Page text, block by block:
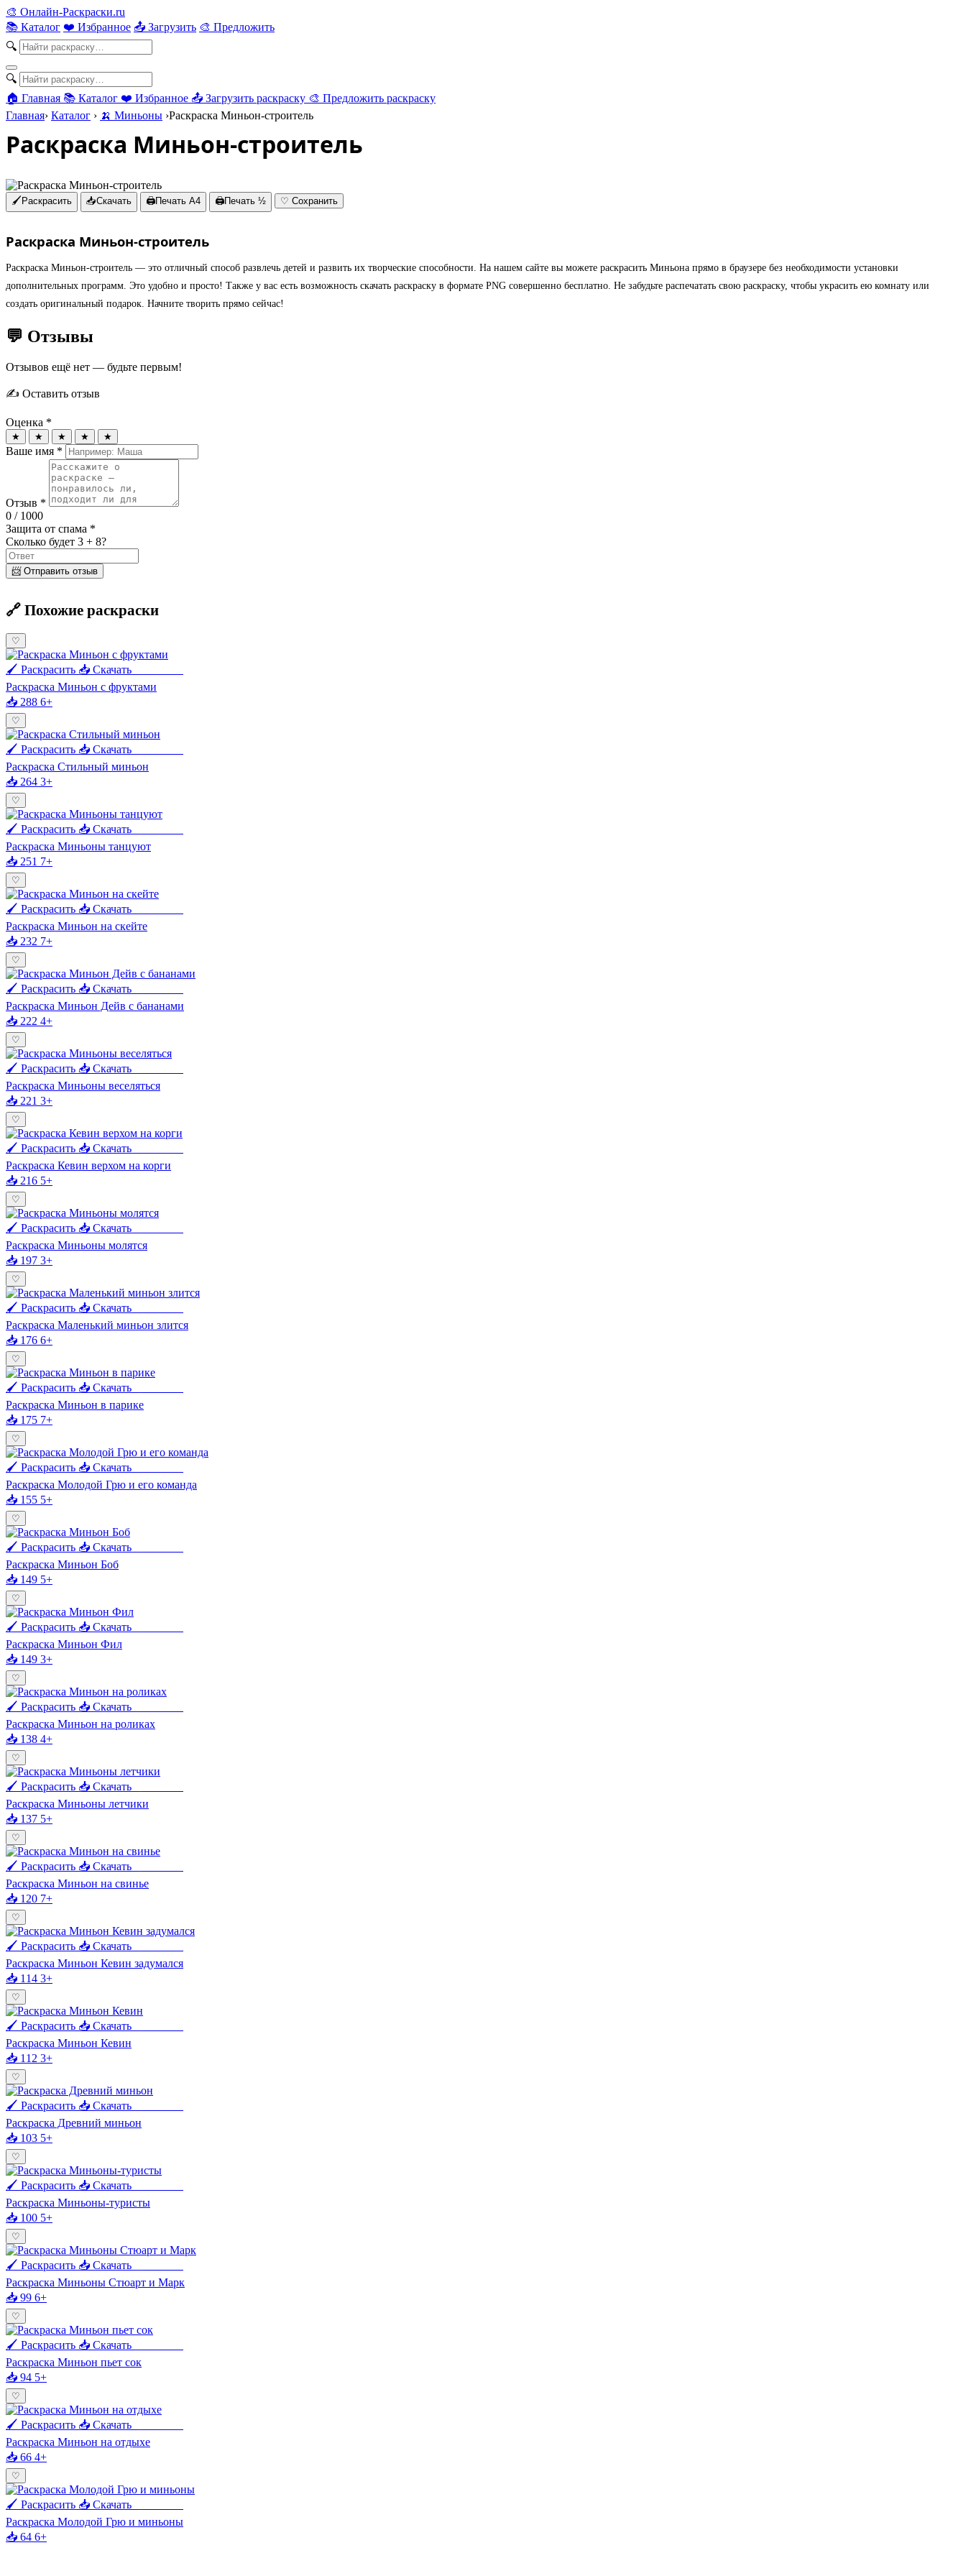
🎨 Онлайн-Раскраски.ru
📚 Каталог ❤️ Избранное 📤 Загрузить 🎨 Предложить
🔍
🔍
🏠 Главная 📚 Каталог ❤️ Избранное 📤 Загрузить раскраску 🎨 Предложить раскраску
Главная› Каталог › 🍌 Миньоны ›Раскраска Миньон-строитель
Раскраска Миньон-строитель
🖌 Раскрасить 📥Скачать 🖨Печать A4 🖨Печать ½ ♡ Сохранить
Раскраска Миньон-строитель
Раскраска Миньон-строитель — это отличный способ развлечь детей и развить их творческие способности. На нашем сайте вы можете раскрасить Миньона прямо в браузере без необходимости установки
дополнительных программ. Это удобно и просто! Также у вас есть возможность скачать раскраску в формате PNG совершенно бесплатно. Не забудьте распечатать свою раскраску, чтобы украсить ею комнату или
создать оригинальный подарок. Начните творить прямо сейчас!
💬 Отзывы
Отзывов ещё нет — будьте первым!
✍️ Оставить отзыв
Оценка *
★ ★ ★ ★ ★
Ваше имя *
Отзыв *
0 / 1000
Защита от спама *
Сколько будет 3 + 8?
📨 Отправить отзыв
🔗 Похожие раскраски
♡
🖌 Раскрасить 📥 Скачать
Раскраска Миньон с фруктами
📥 288 6+
♡
🖌 Раскрасить 📥 Скачать
Раскраска Стильный миньон
📥 264 3+
♡
🖌 Раскрасить 📥 Скачать
Раскраска Миньоны танцуют
📥 251 7+
♡
🖌 Раскрасить 📥 Скачать
Раскраска Миньон на скейте
📥 232 7+
♡
🖌 Раскрасить 📥 Скачать
Раскраска Миньон Дейв с бананами
📥 222 4+
♡
🖌 Раскрасить 📥 Скачать
Раскраска Миньоны веселяться
📥 221 3+
♡
🖌 Раскрасить 📥 Скачать
Раскраска Кевин верхом на корги
📥 216 5+
♡
🖌 Раскрасить 📥 Скачать
Раскраска Миньоны молятся
📥 197 3+
♡
🖌 Раскрасить 📥 Скачать
Раскраска Маленький миньон злится
📥 176 6+
♡
🖌 Раскрасить 📥 Скачать
Раскраска Миньон в парике
📥 175 7+
♡
🖌 Раскрасить 📥 Скачать
Раскраска Молодой Грю и его команда
📥 155 5+
♡
🖌 Раскрасить 📥 Скачать
Раскраска Миньон Боб
📥 149 5+
♡
🖌 Раскрасить 📥 Скачать
Раскраска Миньон Фил
📥 149 3+
♡
🖌 Раскрасить 📥 Скачать
Раскраска Миньон на роликах
📥 138 4+
♡
🖌 Раскрасить 📥 Скачать
Раскраска Миньоны летчики
📥 137 5+
♡
🖌 Раскрасить 📥 Скачать
Раскраска Миньон на свинье
📥 120 7+
♡
🖌 Раскрасить 📥 Скачать
Раскраска Миньон Кевин задумался
📥 114 3+
♡
🖌 Раскрасить 📥 Скачать
Раскраска Миньон Кевин
📥 112 3+
♡
🖌 Раскрасить 📥 Скачать
Раскраска Древний миньон
📥 103 5+
♡
🖌 Раскрасить 📥 Скачать
Раскраска Миньоны-туристы
📥 100 5+
♡
🖌 Раскрасить 📥 Скачать
Раскраска Миньоны Стюарт и Марк
📥 99 6+
♡
🖌 Раскрасить 📥 Скачать
Раскраска Миньон пьет сок
📥 94 5+
♡
🖌 Раскрасить 📥 Скачать
Раскраска Миньон на отдыхе
📥 66 4+
♡
🖌 Раскрасить 📥 Скачать
Раскраска Молодой Грю и миньоны
📥 64 6+